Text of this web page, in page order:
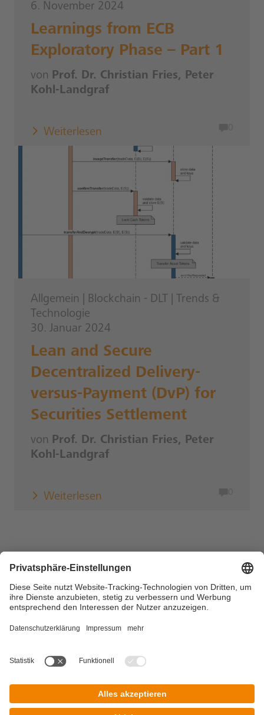
6. November 2024
Learnings from ECB
Exploratory Phase – Part 1
von Prof. Dr. Christian Fries, Peter
Kohl-Landgraf
Weiterlesen
Allgemein Blockchain - DLT
Trends &
Technologie
30. Januar 2024
Lean and Secure
Decentralized Delivery-
versus-Payment (DvP) for
Securities Settlement
von Prof. Dr. Christian Fries, Peter
Kohl-Landgraf
Weiterlesen
Impressum